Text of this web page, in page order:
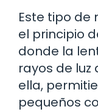
Este tipo de
el principio
donde la
rayos de
ella,
pequeños